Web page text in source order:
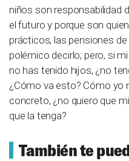
niños son responsabilidad
el futuro y porque son
prácticos, las pensiones
polémico decirlo; pero, si
no has tenido hijos, ¿no
¿Cómo va esto? Cómo yo
concreto, ¿no quiero que
que la tenga?
También te